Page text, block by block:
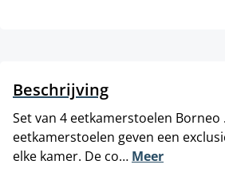
Beschrijving
Set van 4 eetkamerstoelen Borneo
eetkamerstoelen geven een
elke kamer. De co… Meer